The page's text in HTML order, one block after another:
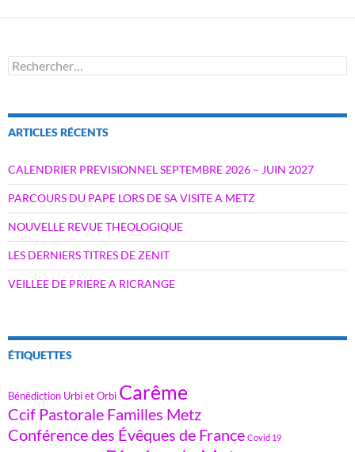
Rechercher :
ARTICLES RÉCENTS
CALENDRIER PREVISIONNEL SEPTEMBRE 2026 – JUIN 2027
PARCOURS DU PAPE LORS DE SA VISITE A METZ
NOUVELLE REVUE THEOLOGIQUE
LES DERNIERS TITRES DE ZENIT
VEILLEE DE PRIERE A RICRANGE
ÉTIQUETTES
Bénédiction Urbi et Orbi Carême
Ccif Pastorale Familles Metz
Conférence des Évêques de France Covid 19